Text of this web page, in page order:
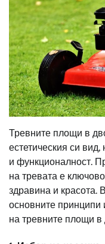
Тревните площи в
естетическия си
и функционалност.
на тревата е
здравина и красота.
основните принципи
на тревните площи в